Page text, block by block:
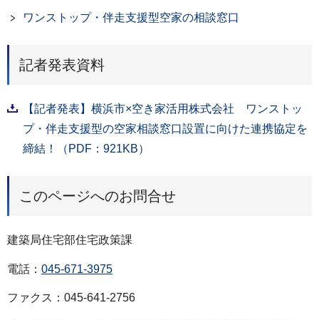
ワンストップ・伴走支援型空家の相談窓口
記者発表資料
【記者発表】横浜市×空き家活用株式会社 ワンストッ
プ・伴走支援型の空家相談窓口設置に向けた連携協定を
締結！（PDF：921KB）
このページへのお問合せ
建築局住宅部住宅政策課
電話： 045-671-3975
ファクス：045-641-2756